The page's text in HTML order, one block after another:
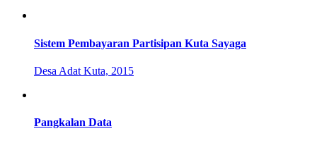
Sistem Pembayaran Partisipan Kuta Sayaga
Desa Adat Kuta, 2015
Pangkalan Data